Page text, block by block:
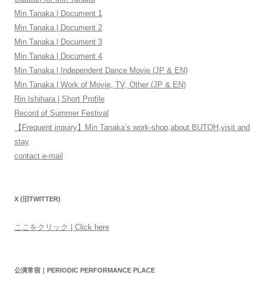
Min Tanaka | Document 1
Min Tanaka | Document 2
Min Tanaka | Document 3
Min Tanaka | Document 4
Min Tanaka | Independent Dance Movie (JP & EN)
Min Tanaka | Work of Movie, TV, Other (JP & EN)
Rin Ishihara | Short Profile
Record of Summer Festival
【Frequent inquiry】Min Tanaka’s work-shop,about BUTOH,visit and
stay
contact e-mail
X (旧TWITTER)
ここをクリック | Click here
公演常宿｜PERIODIC PERFORMANCE PLACE